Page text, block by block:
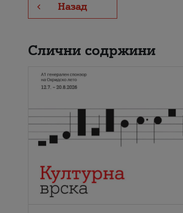
Назад
Слични содржини